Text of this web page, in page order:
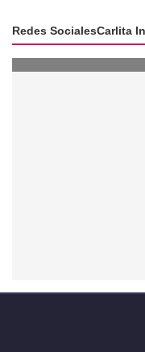
Redes SocialesCarlita